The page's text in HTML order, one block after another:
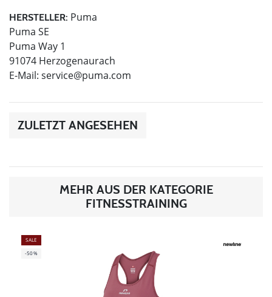
HERSTELLER: Puma
Puma SE
Puma Way 1
91074 Herzogenaurach
E-Mail: service@puma.com
ZULETZT ANGESEHEN
MEHR AUS DER KATEGORIE
FITNESSTRAINING
SALE
-50%